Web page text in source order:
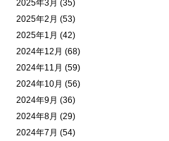
2025年3月 (35)
2025年2月 (53)
2025年1月 (42)
2024年12月 (68)
2024年11月 (59)
2024年10月 (56)
2024年9月 (36)
2024年8月 (29)
2024年7月 (54)